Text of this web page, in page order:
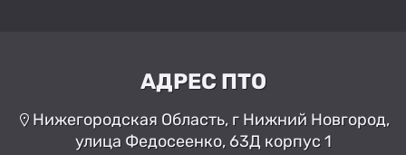
АДРЕС ПТО
Нижегородская Область, г Нижний Новгород,
улица Федосеенко, 63Д корпус 1